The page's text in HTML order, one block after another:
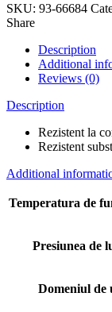
SKU: 93-66684
Share
Description
Additional
Reviews (0)
Description
Rezistent la
Rezistent
Additional
Temperatura de
Presiunea de
Domeniul de